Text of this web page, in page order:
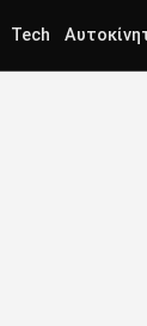
Tech